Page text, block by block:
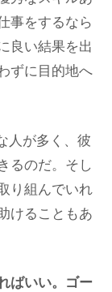
事をするなら
良い結果を出
ずに目的地へ
人が多く、彼
るのだ。そし
り組んでいれ
けることもあ
ばいい。ゴー